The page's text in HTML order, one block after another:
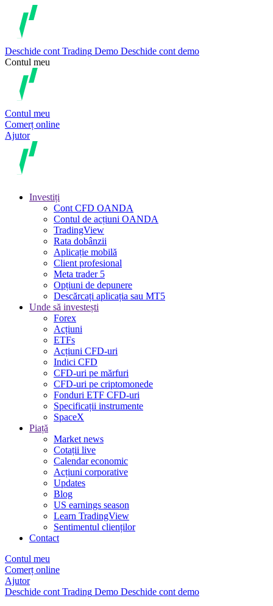
Deschide cont Trading Demo Deschide cont demo
Contul meu
Contul meu
Comerț online
Ajutor
Investiți
Cont CFD OANDA
Contul de acțiuni OANDA
TradingView
Rata dobânzii
Aplicație mobilă
Client profesional
Meta trader 5
Opțiuni de depunere
Descărcați aplicația sau MT5
Unde să investești
Forex
Acțiuni
ETFs
Acțiuni CFD-uri
Indici CFD
CFD-uri pe mărfuri
CFD-uri pe criptomonede
Fonduri ETF CFD-uri
Specificații instrumente
SpaceX
Piață
Market news
Cotații live
Calendar economic
Acțiuni corporative
Updates
Blog
US earnings season
Learn TradingView
Sentimentul clienților
Contact
Contul meu
Comerț online
Ajutor
Deschide cont Trading Demo Deschide cont demo